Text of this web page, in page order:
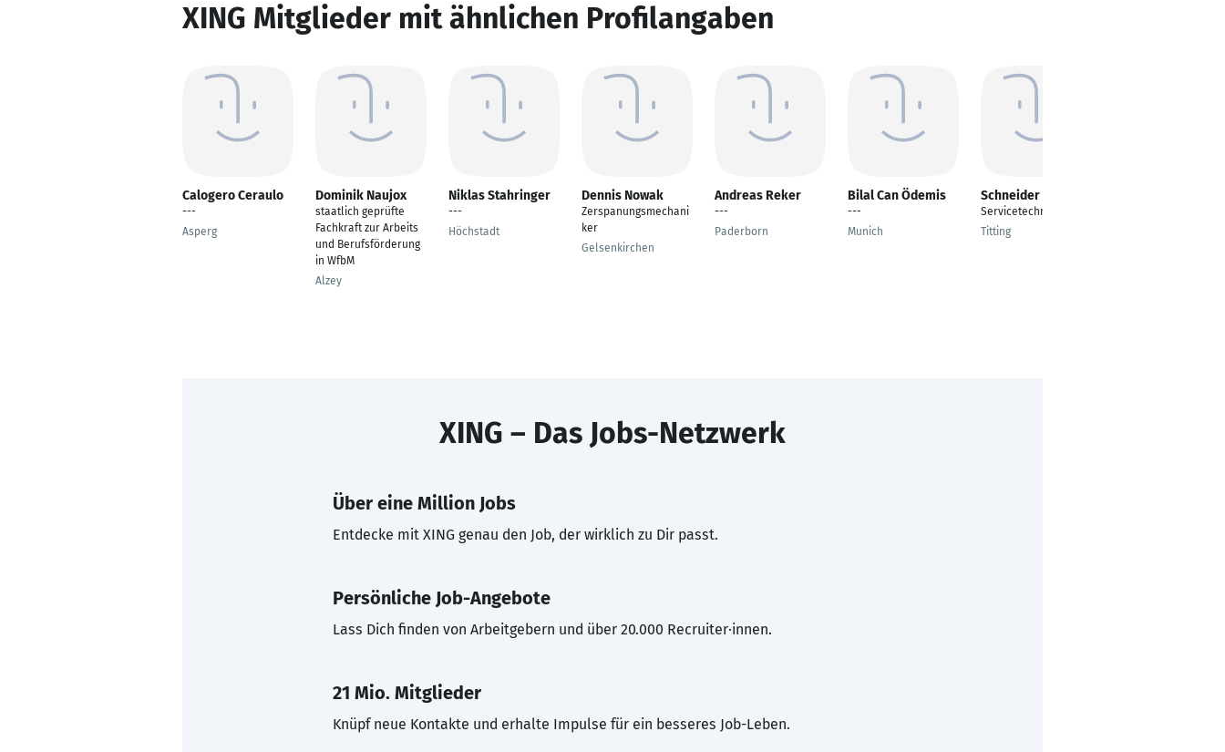
XING Mitglieder mit ähnlichen Profilangaben
Calogero Ceraulo
---
Asperg
Dominik Naujox
staatlich geprüfte
Fachkraft zur Arbeits
und Berufsförderung
in WfbM
Alzey
Niklas Stahringer
---
Höchstadt
Dennis Nowak
Zerspanungsmechani
ker
Gelsenkirchen
Andreas Reker
---
Paderborn
Bilal Can Ödemis
---
Munich
Schneider Josef
Servicetechniker
Titting
XING – Das Jobs-Netzwerk
Über eine Million Jobs
Entdecke mit XING genau den Job, der wirklich zu Dir passt.
Persönliche Job-Angebote
Lass Dich finden von Arbeitgebern und über 20.000 Recruiter·innen.
21 Mio. Mitglieder
Knüpf neue Kontakte und erhalte Impulse für ein besseres Job-Leben.